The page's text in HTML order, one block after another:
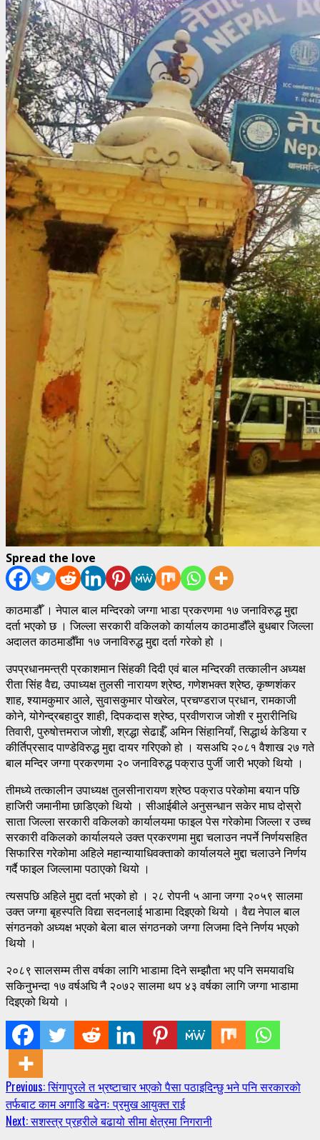
Spread the love
काठमाडौँ । नेपाल बाल मन्दिरको जग्गा भाडा प्रकरणमा १७ जनाविरुद्ध मुद्दा
दर्ता भएको छ । जिल्ला सरकारी वकिलको कार्यालय काठमाडौँले बुधबार जिल्ला
अदालत काठमाडौँमा १७ जनाविरुद्ध मुद्दा दर्ता गरेको हो ।
उपप्रधानमन्त्री प्रकाशमान सिंहकी दिदी एवं बाल मन्दिरकी तत्कालीन अध्यक्ष
रीता सिंह वैद्य, उपाध्यक्ष तुलसी नारायण श्रेष्ठ, गणेशभक्त श्रेष्ठ, कृष्णशंकर
शाह, श्यामकुमार आले, सुवासकुमार पोखरेल, प्रचण्डराज प्रधान, रामकाजी
कोने, योगेन्द्रबहादुर शाही, दिपकदास श्रेष्ठ, प्रवीणराज जोशी र मुरारीनिधि
तिवारी, पुरुषोत्तमराज जोशी, श्रद्धा सेढाईँ, अमिन सिंहानियाँ, सिद्धार्थ केडिया र
कीर्तिप्रसाद पाण्डेविरुद्ध मुद्दा दायर गरिएको हो । यसअघि २०८१ वैशाख २७ गते
बाल मन्दिर जग्गा प्रकरणमा २० जनाविरुद्ध पक्राउ पुर्जी जारी भएको थियो ।
तीमध्ये तत्कालीन उपाध्यक्ष तुलसीनारायण श्रेष्ठ पक्राउ परेकोमा बयान पछि
हाजिरी जमानीमा छाडिएको थियो । सीआईबीले अनुसन्धान सकेर माघ दोस्रो
साता जिल्ला सरकारी वकिलको कार्यालयमा फाइल पेस गरेकोमा जिल्ला र उच्च
सरकारी वकिलको कार्यालयले उक्त प्रकरणमा मुद्दा चलाउन नपर्ने निर्णयसहित
सिफारिस गरेकोमा अहिले महान्यायाधिवक्ताको कार्यालयले मुद्दा चलाउने निर्णय
गर्दै फाइल जिल्लामा पठाएको थियो ।
त्यसपछि अहिले मुद्दा दर्ता भएको हो । २८ रोपनी ५ आना जग्गा २०५९ सालमा
उक्त जग्गा बृहस्पति विद्या सदनलाई भाडामा दिइएको थियो । वैद्य नेपाल बाल
संगठनको अध्यक्ष भएको बेला बाल संगठनको जग्गा लिजमा दिने निर्णय भएको
थियो ।
२०८९ सालसम्म तीस वर्षका लागि भाडामा दिने सम्झौता भए पनि समयावधि
सकिनुभन्दा १७ वर्षअघि नै २०७२ सालमा थप ४३ वर्षका लागि जग्गा भाडामा
दिइएको थियो ।
Continue
Reading
Previous:सिंगापुरले त भ्रष्टाचार भएको पैसा पठाइदिन्छु भने पनि सरकारको
तर्फबाट काम अगाडि बढेनः प्रमुख आयुक्त राई
Next:सशस्त्र प्रहरीले बढायो सीमा क्षेत्रमा निगरानी